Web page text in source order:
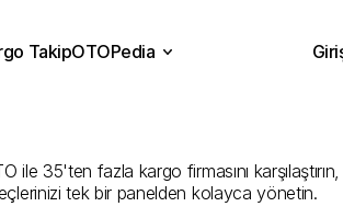
35'ten fazla kargo firmasını
tek bir panelden kolayca yönetin.
TakipOTOPedia